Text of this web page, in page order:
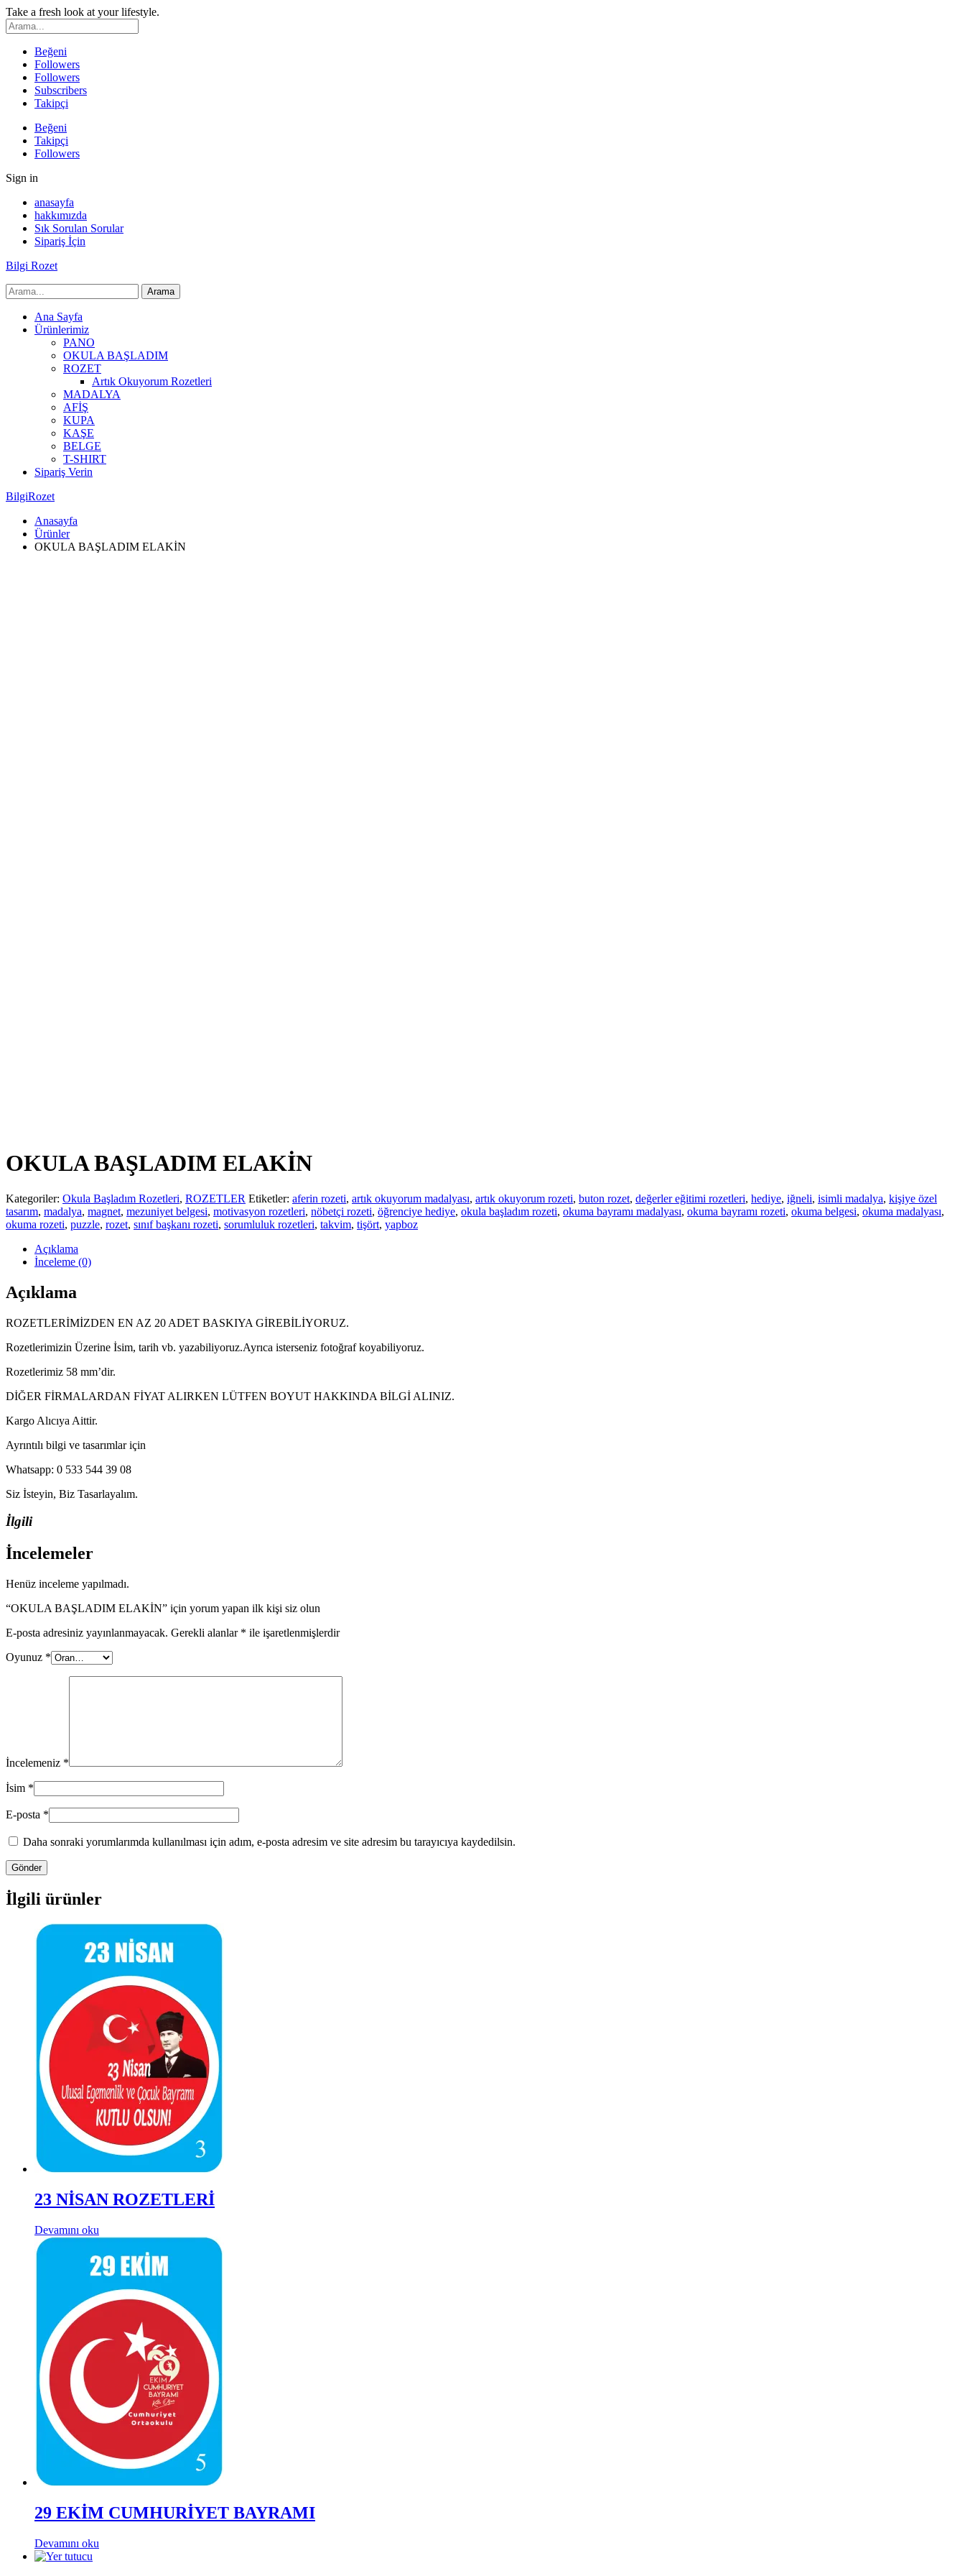
Take a fresh look at your lifestyle.
Beğeni
Followers
Followers
Subscribers
Takipçi
Beğeni
Takipçi
Followers
Sign in
anasayfa
hakkımızda
Sık Sorulan Sorular
Sipariş İçin
Bilgi Rozet
Ana Sayfa
Ürünlerimiz
PANO
OKULA BAŞLADIM
ROZET
Artık Okuyorum Rozetleri
MADALYA
AFİŞ
KUPA
KAŞE
BELGE
T-SHIRT
Sipariş Verin
BilgiRozet
Anasayfa
Ürünler
OKULA BAŞLADIM ELAKİN
OKULA BAŞLADIM ELAKİN
Kategoriler: Okula Başladım Rozetleri, ROZETLER Etiketler: aferin rozeti, artık okuyorum madalyası, artık okuyorum rozeti, buton rozet, değerler eğitimi rozetleri, hediye, iğneli, isimli madalya, kişiye özel
tasarım, madalya, magnet, mezuniyet belgesi, motivasyon rozetleri, nöbetçi rozeti, öğrenciye hediye, okula başladım rozeti, okuma bayramı madalyası, okuma bayramı rozeti, okuma belgesi, okuma madalyası,
okuma rozeti, puzzle, rozet, sınıf başkanı rozeti, sorumluluk rozetleri, takvim, tişört, yapboz
Açıklama
İnceleme (0)
Açıklama
ROZETLERİMİZDEN EN AZ 20 ADET BASKIYA GİREBİLİYORUZ.
Rozetlerimizin Üzerine İsim, tarih vb. yazabiliyoruz.Ayrıca isterseniz fotoğraf koyabiliyoruz.
Rozetlerimiz 58 mm’dir.
DİĞER FİRMALARDAN FİYAT ALIRKEN LÜTFEN BOYUT HAKKINDA BİLGİ ALINIZ.
Kargo Alıcıya Aittir.
Ayrıntılı bilgi ve tasarımlar için
Whatsapp: 0 533 544 39 08
Siz İsteyin, Biz Tasarlayalım.
İlgili
İncelemeler
Henüz inceleme yapılmadı.
“OKULA BAŞLADIM ELAKİN” için yorum yapan ilk kişi siz olun
E-posta adresiniz yayınlanmayacak. Gerekli alanlar * ile işaretlenmişlerdir
Oyunuz *
İncelemeniz *
İsim *
E-posta *
Daha sonraki yorumlarımda kullanılması için adım, e-posta adresim ve site adresim bu tarayıcıya kaydedilsin.
İlgili ürünler
23 NİSAN ROZETLERİ
Devamını oku
29 EKİM CUMHURİYET BAYRAMI
Devamını oku